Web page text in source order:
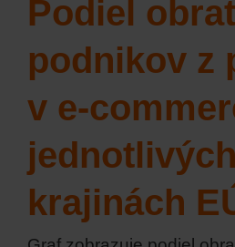
Podiel
podnikov z
v e-
jednotlivých
krajinách